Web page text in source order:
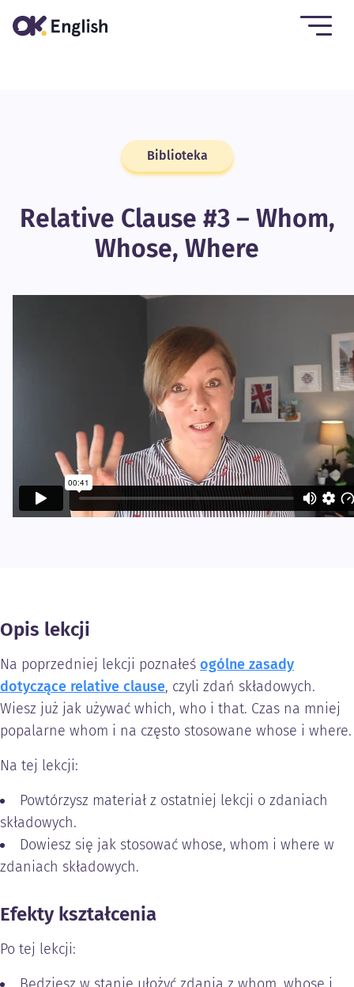
Biblioteka
Relative Clause #3 – Whom,
Whose, Where
Opis lekcji
Na poprzedniej lekcji poznałeś ogólne zasady
dotyczące relative clause, czyli zdań składowych.
Wiesz już jak używać which, who i that. Czas na mniej
popalarne whom i na często stosowane whose i where.
Na tej lekcji:
Powtórzysz materiał z ostatniej lekcji o zdaniach
składowych.
Dowiesz się jak stosować whose, whom i where w
zdaniach składowych.
Efekty kształcenia
Po tej lekcji: